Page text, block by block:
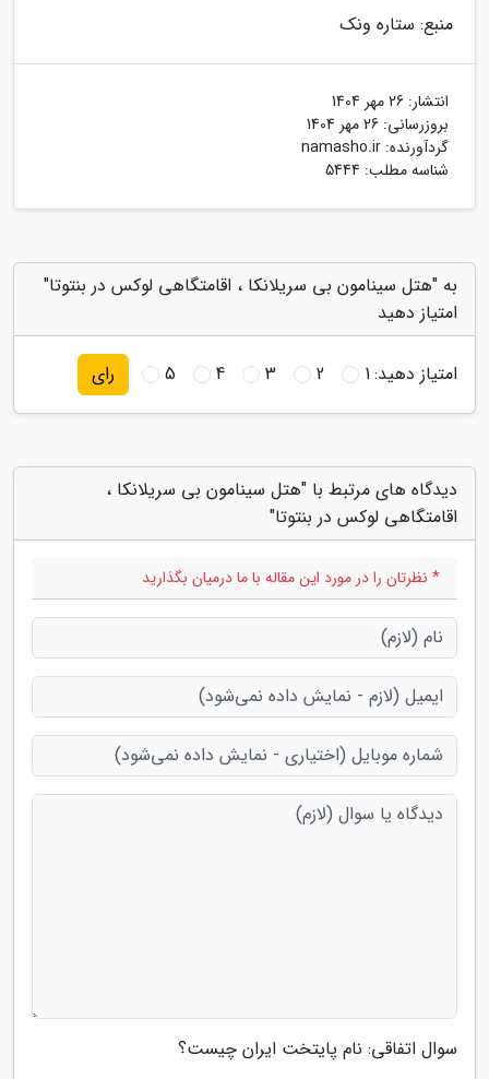
منبع: ستاره ونک
انتشار: 26 مهر 1404
بروزرسانی: 26 مهر 1404
گردآورنده: namasho.ir
شناسه مطلب: 5444
به "هتل سینامون بی سریلانکا ، اقامتگاهی لوکس در بنتوتا"
امتیاز دهید
امتیاز دهید:1
2
3
4
5 رای
دیدگاه های مرتبط با "هتل سینامون بی سریلانکا ،
اقامتگاهی لوکس در بنتوتا"
* نظرتان را در مورد این مقاله با ما درمیان بگذارید
سوال اتفاقی: نام پایتخت ایران چیست؟